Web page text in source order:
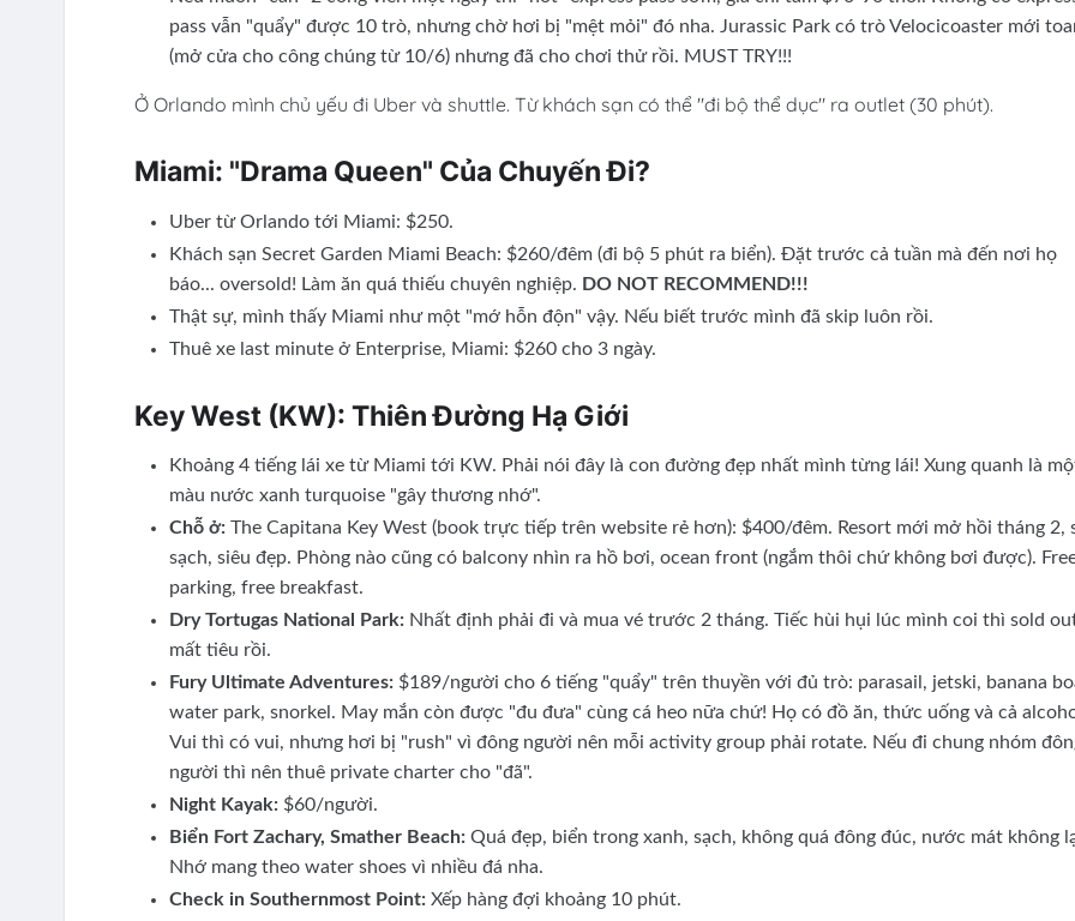
pass vẫn "quẩy" được 10 trò, nhưng chờ hơi bị "mệt mỏi" đó nha. Jurassic Park có trò Velocicoaster mới
(mở cửa cho công chúng từ 10/6) nhưng đã cho chơi thử rồi. MUST TRY!!!
Ở Orlando mình chủ yếu đi Uber và shuttle. Từ khách sạn có thể "đi bộ thể dục" ra outlet (30 phút).
Miami: "Drama Queen" Của Chuyến Đi?
Uber từ Orlando tới Miami: $250.
Khách sạn Secret Garden Miami Beach: $260/đêm (đi bộ 5 phút ra biển). Đặt trước cả tuần mà đến nơi họ
báo... oversold! Làm ăn quá thiếu chuyên nghiệp. DO NOT RECOMMEND!!!
Thật sự, mình thấy Miami như một "mớ hỗn độn" vậy. Nếu biết trước mình đã skip luôn rồi.
Thuê xe last minute ở Enterprise, Miami: $260 cho 3 ngày.
Key West (KW): Thiên Đường Hạ Giới
Khoảng 4 tiếng lái xe từ Miami tới KW. Phải nói đây là con đường đẹp nhất mình từng lái! Xung quanh là
màu nước xanh turquoise "gây thương nhớ".
Chỗ ở: The Capitana Key West (book trực tiếp trên website rẻ hơn): $400/đêm. Resort mới mở hồi tháng 2,
sạch, siêu đẹp. Phòng nào cũng có balcony nhìn ra hồ bơi, ocean front (ngắm thôi chứ không bơi được).
parking, free breakfast.
Dry Tortugas National Park: Nhất định phải đi và mua vé trước 2 tháng. Tiếc hùi hụi lúc mình coi thì sold
mất tiêu rồi.
Fury Ultimate Adventures: $189/người cho 6 tiếng "quẩy" trên thuyền với đủ trò: parasail, jetski, banana
water park, snorkel. May mắn còn được "đu đưa" cùng cá heo nữa chứ! Họ có đồ ăn, thức uống và cả
Vui thì có vui, nhưng hơi bị "rush" vì đông người nên mỗi activity group phải rotate. Nếu đi chung nhóm
người thì nên thuê private charter cho "đã".
Night Kayak: $60/người.
Biển Fort Zachary, Smather Beach: Quá đẹp, biển trong xanh, sạch, không quá đông đúc, nước mát không
Nhớ mang theo water shoes vì nhiều đá nha.
Check in Southernmost Point: Xếp hàng đợi khoảng 10 phút.